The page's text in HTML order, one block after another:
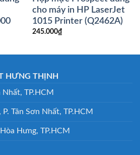
cho máy in HP LaserJet
1015 Printer (Q2462A)
245.000₫
HƯNG THỊNH
Nhất, TP.HCM
Tân Sơn Nhất, TP.HCM
Hưng, TP.HCM